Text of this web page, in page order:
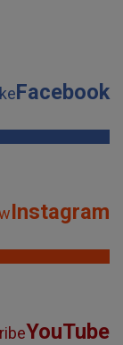
Facebook
Instagram
YouTube